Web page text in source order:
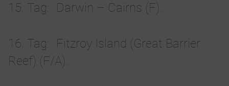
15. Tag Darwin – Cairns (F).
16. Tag
Fitzroy Island (Great Barrier
Reef) (F/A).